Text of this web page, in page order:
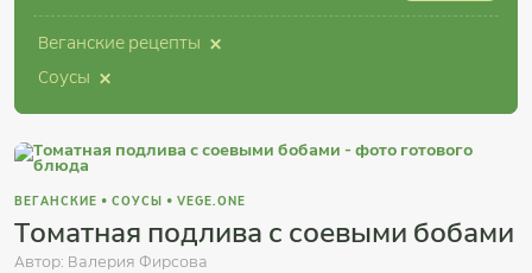
ВЕГАНСКИЕ • СОУСЫ • VEGE.ONE
Томатная подлива с соевыми бобами
Автор: Валерия Фирсова
Веганские рецепты ×
Соусы ×